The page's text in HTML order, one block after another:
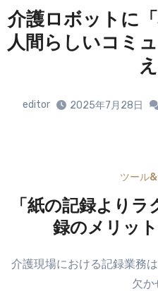
自動運転車いす
導入事
ツール
「紙の記録より
録のメリッ
介護現場における記録業務は、ケアの質を保証するために
欠か